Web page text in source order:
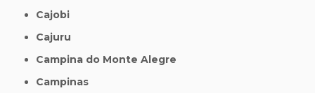
Cajobi
Cajuru
Campina do Monte Alegre
Campinas